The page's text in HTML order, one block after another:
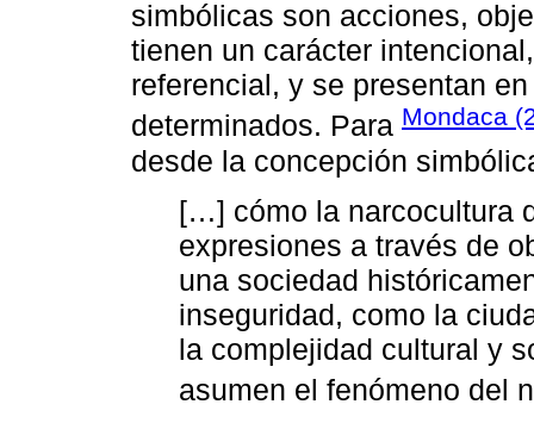
simbólicas son acciones,
tienen un carácter
referencial, y se presentan
determinados. Para Mondaca
desde la concepción
[…] cómo la narcocultura
expresiones a través de
una sociedad
inseguridad, como la
la complejidad cultural y
asumen el fenómeno del